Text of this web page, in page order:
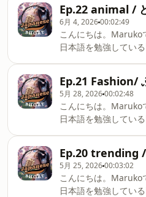
program, so I hope
your daily
cover one topic. I
relaxed way, so
ックについてリラック
ます。皆さんもゆっく
ね。今日のトピック
This radio program
studying
program, so I hope
your daily
cover one topic. I
relaxed way, so
Ep.22 animal /
6月 4, 202600:02:49
こんにちは。Maruko
日本語を勉強してい
ックについてリラック
ます。皆さんもゆっく
ね。今日のトピック
radio program is for
studying
program, so I hope
your daily
cover one topic. I
relaxed way, so
Ep.21 Fashion/
5月 28, 202600:02:48
こんにちは。Maruko
日本語を勉強してい
ックについてリラック
ます。皆さんもゆっく
ね。今日のトピック
Ep.20 trending /
5月 25, 202600:03:02
こんにちは。Maruko
日本語を勉強してい